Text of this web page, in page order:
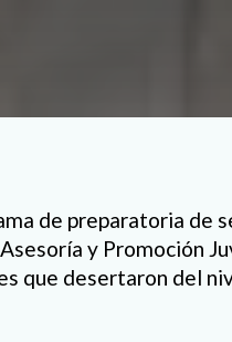
de preparatoria de
y Promoción
que desertaron del